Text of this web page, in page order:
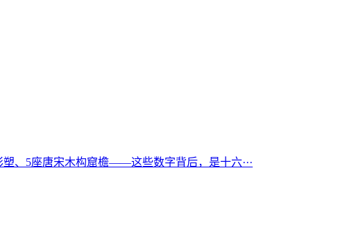
、5座唐宋木构窟檐——这些数字背后，是十六···